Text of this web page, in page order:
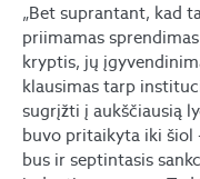
„Bet suprantant, kad
priimamas
kryptis, jų
klausimas tarp
sugrįžti į aukščiausią
buvo pritaikyta iki šiol
bus ir septintasis